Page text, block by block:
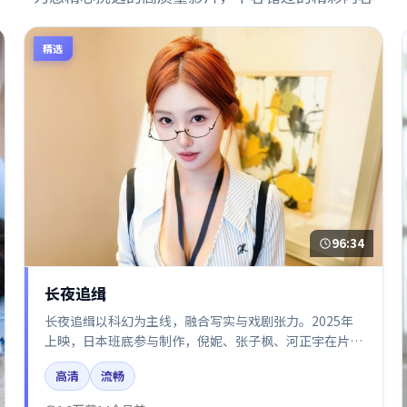
精选
96:34
长夜追缉
长夜追缉以科幻为主线，融合写实与戏剧张力。2025年
上映，日本班底参与制作，倪妮、张子枫、河正宇在片中
呈现细腻表演，影像风格统一，配乐与剪辑强化了情绪曲
线。
高清
流畅